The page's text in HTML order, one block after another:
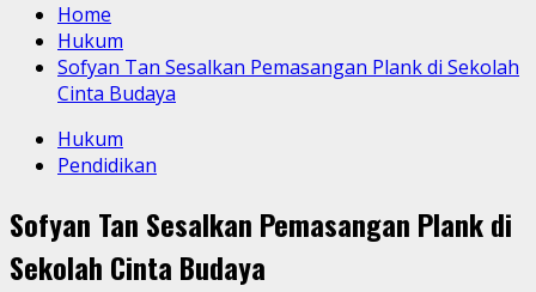
Home
Hukum
Sofyan Tan Sesalkan Pemasangan Plank di Sekolah
Cinta Budaya
Hukum
Pendidikan
Sofyan Tan Sesalkan Pemasangan Plank di
Sekolah Cinta Budaya